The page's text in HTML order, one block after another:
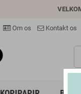
Om os Kontakt os